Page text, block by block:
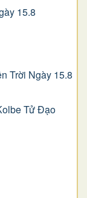
15.8
Trời Ngày 15.8
Tử Đạo